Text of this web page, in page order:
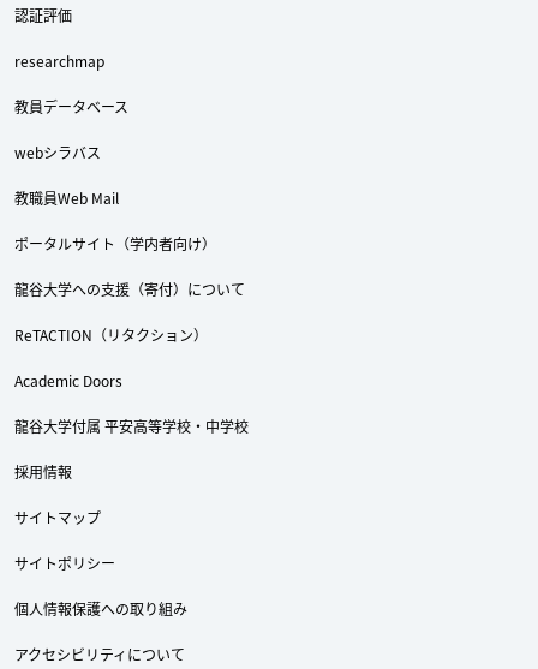
認証評価
researchmap
教員データベース
webシラバス
教職員Web Mail
ポータルサイト（学内者向け）
龍谷大学への支援（寄付）について
ReTACTION（リタクション）
Academic Doors
龍谷大学付属 平安高等学校・中学校
採用情報
サイトマップ
サイトポリシー
個人情報保護への取り組み
アクセシビリティについて